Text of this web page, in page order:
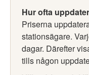
Hur ofta
Priserna
stationsägare.
dagar. Därefter
tills någon